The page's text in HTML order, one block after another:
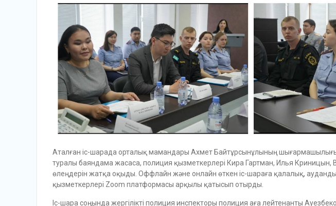
Аталған іс-шарада орталық мамандары Ахмет Байтұрсынұлының шығармашылығы
туралы баяндама жасаса, полиция қызметкерлері Кира Гартман, Илья
өлеңдерін жатқа оқыды. Оффлайн және онлайн өткен іс-шараға қалалық,
қызметкерлері Zoom платформасы арқылы қатысып отырды.
Іс-шара соңында жергілікті полиция инспекторы полиция аға лейтенанты